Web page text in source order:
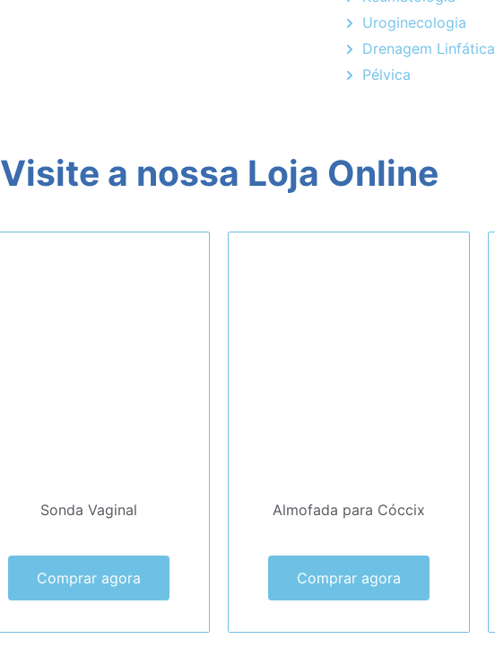
Uroginecologia
Drenagem Linfática
Pélvica
Visite a nossa Loja Online
Sonda Vaginal
Comprar agora
Almofada para Cóccix
Comprar agora